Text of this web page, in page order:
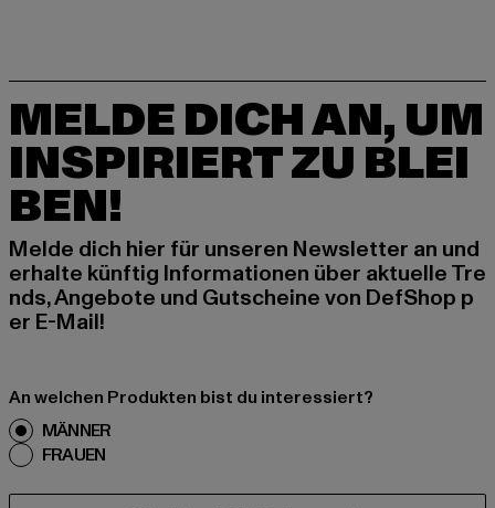
MELDE DICH AN, UM
INSPIRIERT ZU BLEI
BEN!
Melde dich hier für unseren Newsletter an und
erhalte künftig Informationen über aktuelle Tre
nds, Angebote und Gutscheine von DefShop p
er E-Mail!
An welchen Produkten bist du interessiert?
MÄNNER
FRAUEN